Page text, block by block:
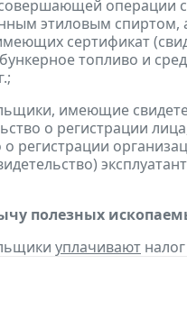
операции
этиловым спиртом,
сертификат
топливо и
имеющие
о регистрации
о регистрации
полезных
уплачивают